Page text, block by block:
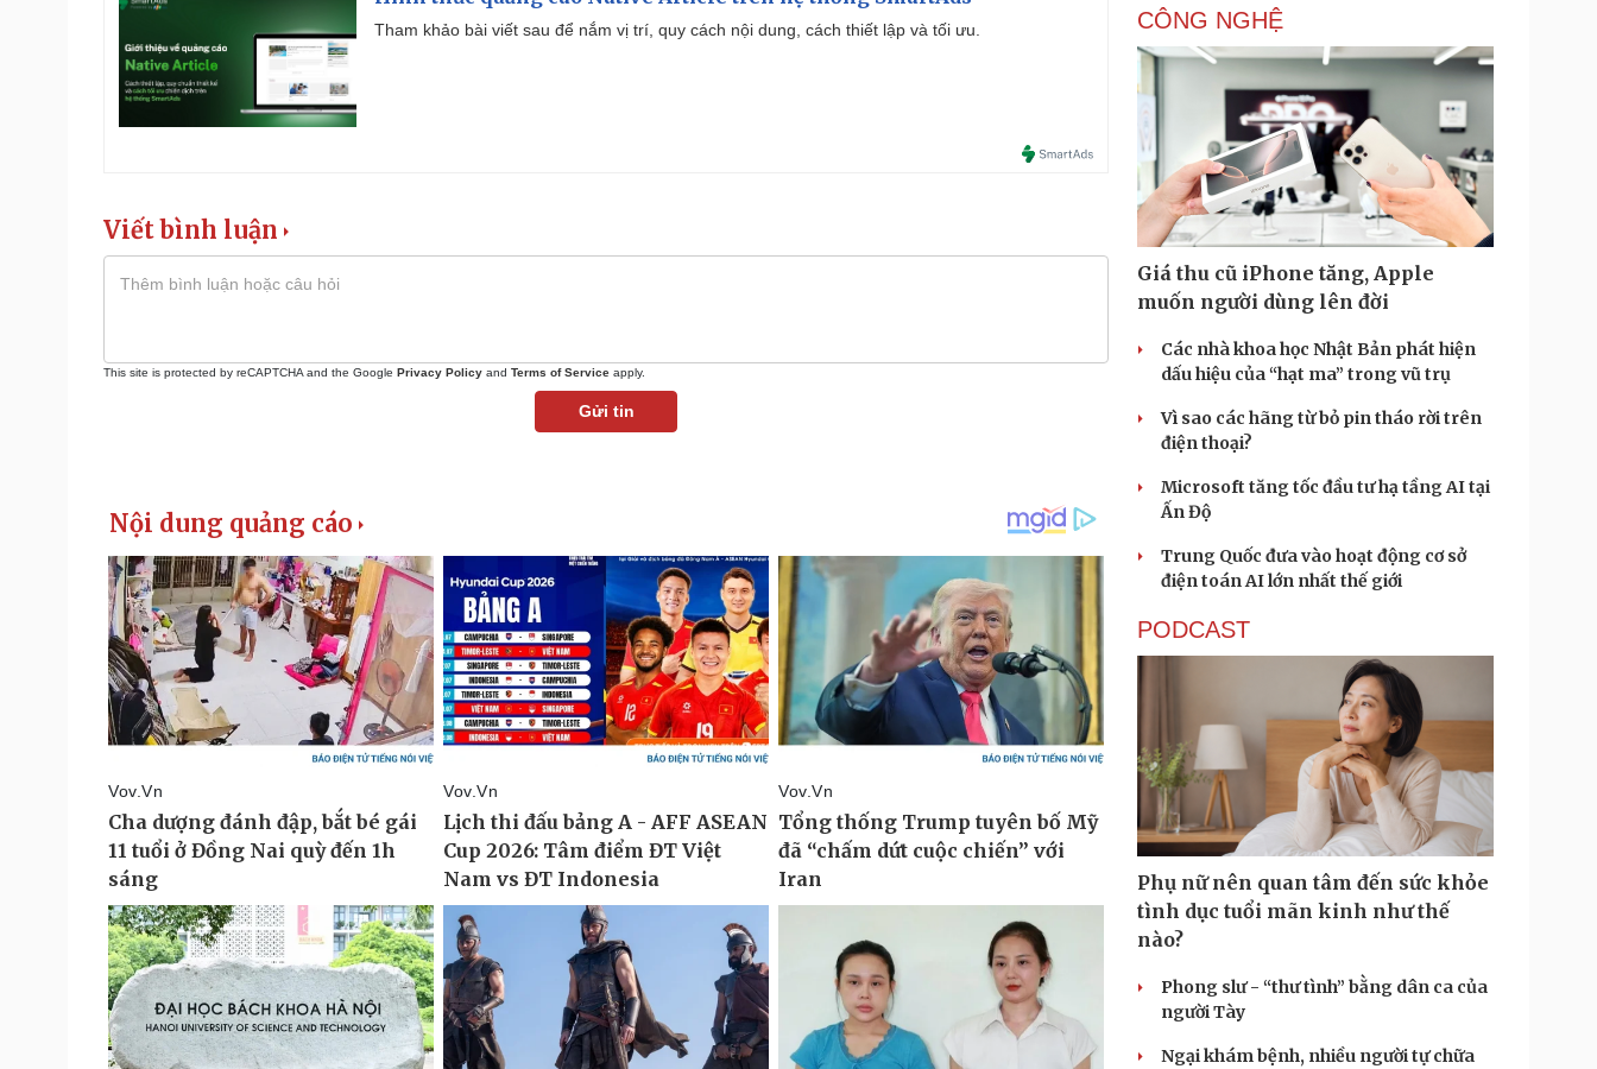
Tham khảo bài viết sau để nắm vị trí, quy cách nội dung, cách thiết lập và tối ưu.
Viết bình luận
This site is protected by reCAPTCHA and the Google Privacy Policy and Terms of Service apply.
Gửi tin
CÔNG NGHỆ
Giá thu cũ iPhone tăng, Apple
muốn người dùng lên đời
Các nhà khoa học Nhật Bản phát hiện
dấu hiệu của “hạt ma” trong vũ trụ
Vì sao các hãng từ bỏ pin tháo rời trên
điện thoại?
Microsoft tăng tốc đầu tư hạ tầng AI tại
Ấn Độ
Trung Quốc đưa vào hoạt động cơ sở
điện toán AI lớn nhất thế giới
PODCAST
Phụ nữ nên quan tâm đến sức khỏe
tình dục tuổi mãn kinh như thế
nào?
Phong slư - “thư tình” bằng dân ca của
người Tày
Ngại khám bệnh, nhiều người tự chữa